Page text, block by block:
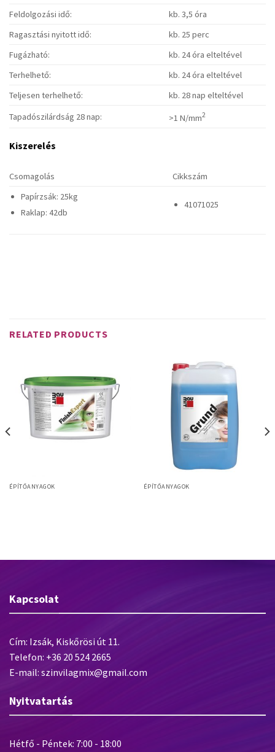
Feldolgozási idő:
kb. 3,5 óra
Ragasztási nyitott idő:
kb. 25 perc
Fugázható:
kb. 24 óra elteltével
Terhelhető:
kb. 24 óra elteltével
Teljesen terhelhető:
kb. 28 nap elteltével
Tapadószilárdság 28 nap:
>1 N/mm2
Kiszerelés
Csomagolás
Cikkszám
Papírzsák: 25kg
Raklap: 42db
41071025
RELATED PRODUCTS
ÉPÍTŐANYAGOK ÉPÍTŐANYAGOK
Kapcsolat
Cím: Izsák, Kiskőrösi út 11.
Telefon: +36 20 524 2665
E-mail: szinvilagmix@gmail.com
Nyitvatartás
Hétfő - Péntek: 7:00 - 18:00